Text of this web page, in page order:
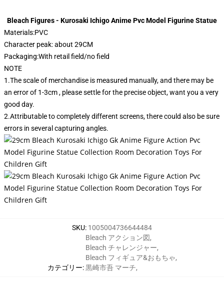
Bleach Figures - Kurosaki Ichigo Anime Pvc Model Figurine Statue
Materials:PVC
Character peak: about 29CM
Packaging:With retail field/no field
NOTE
1.The scale of merchandise is measured manually, and there may be
an error of 1-3cm , please settle for the precise object, want you a very
good day.
2.Attributable to completely different screens, there could also be sure
errors in several capturing angles.
SKU: 1005004736644484
カテゴリー:
Bleach アクション図,
Bleach チャレンジャー,
Bleach フィギュア&おもちゃ,
黒崎市吾 マーチ,